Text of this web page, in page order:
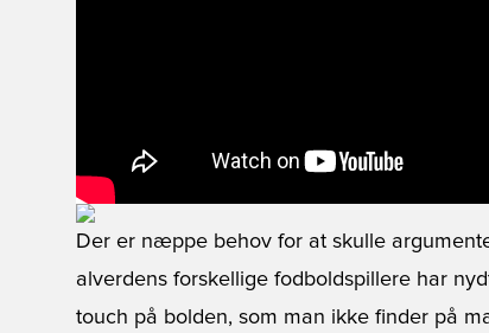
Der er næppe behov for at skulle
alverdens forskellige fodboldspillere har
touch på bolden, som man ikke finder på